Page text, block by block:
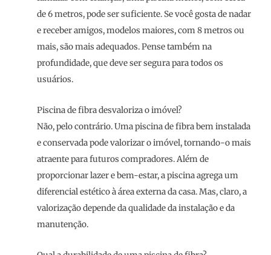
de 6 metros, pode ser suficiente. Se você gosta de nadar
e receber amigos, modelos maiores, com 8 metros ou
mais, são mais adequados. Pense também na
profundidade, que deve ser segura para todos os
usuários.
Piscina de fibra desvaloriza o imóvel?
Não, pelo contrário. Uma piscina de fibra bem instalada
e conservada pode valorizar o imóvel, tornando-o mais
atraente para futuros compradores. Além de
proporcionar lazer e bem-estar, a piscina agrega um
diferencial estético à área externa da casa. Mas, claro, a
valorização depende da qualidade da instalação e da
manutenção.